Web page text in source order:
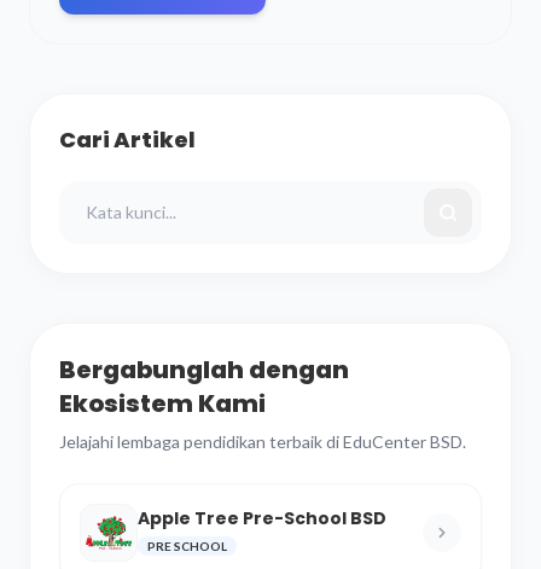
Cari Artikel
Bergabunglah dengan
Ekosistem Kami
Jelajahi lembaga pendidikan terbaik di EduCenter BSD.
Apple Tree Pre-School BSD
PRE SCHOOL